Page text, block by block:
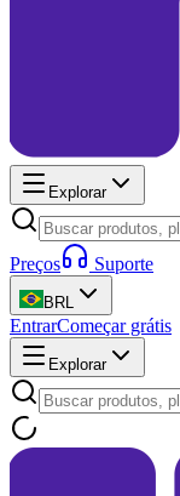
Explorar
Preços Suporte
BRL
EntrarComeçar grátis
Explorar